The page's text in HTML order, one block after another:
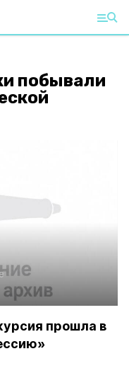
побывали
прошла в